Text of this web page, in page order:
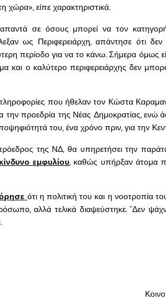
χώρα», είπε χαρακτηριστικά.
σε όσους μπορεί να τον
ως Περιφερειάρχη, απάντησε ότι
περίοδο για να το κάνω. Σήμερα όμως
και ο καλύτερο περιφερειάρχης δεν
που ήθελαν τον Κώστα
προεδρία της Νέας Δημοκρατίας, ενώ
του, ένα χρόνο πριν, για την
πρόεδρος της ΝΔ, θα υπηρετήσει την
εμφυλίου, καθώς υπήρξαν άτομα
ότι η πολιτική του και η νοοτροπία
αλλά τελικά διαψεύστηκε. “Δεν